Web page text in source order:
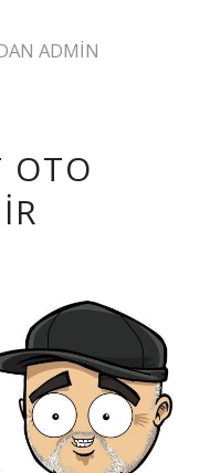
ADMIN
OTO